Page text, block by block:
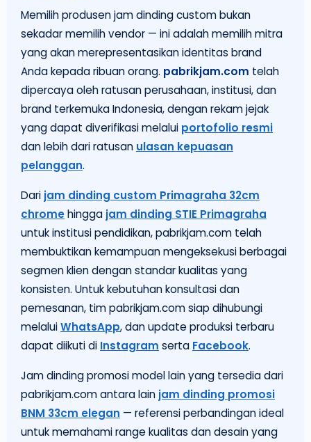
Memilih produsen jam dinding custom bukan
sekadar memilih vendor — ini adalah memilih mitra
yang akan merepresentasikan identitas brand
Anda kepada ribuan orang. pabrikjam.com telah
dipercaya oleh ratusan perusahaan, institusi, dan
brand terkemuka Indonesia, dengan rekam jejak
yang dapat diverifikasi melalui portofolio resmi
dan lebih dari ratusan ulasan kepuasan
pelanggan.
Dari jam dinding custom Primagraha 32cm
chromehingga jam dinding STIE Primagraha
untuk institusi pendidikan, pabrikjam.com telah
membuktikan kemampuan mengeksekusi berbagai
segmen klien dengan standar kualitas yang
konsisten. Untuk kebutuhan konsultasi dan
pemesanan, tim pabrikjam.com siap dihubungi
melaluiWhatsApp, dan update produksi terbaru
dapat diikuti di Instagram serta Facebook.
Jam dinding promosi model lain yang tersedia dari
pabrikjam.com antara lain jam dinding promosi
BNM 33cm elegan — referensi perbandingan ideal
untuk memahami range kualitas dan desain yang